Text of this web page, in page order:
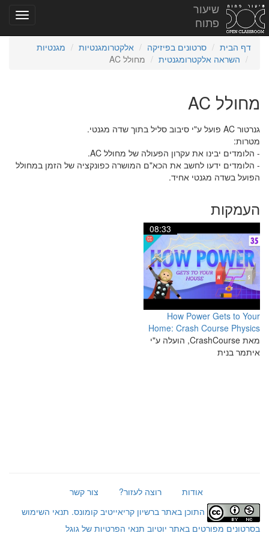
שיעור
פתוח
דף הבית סרטונים בפיזיקה אלקטרומגנטיות
מגנטיות
השראה אלקטרומגנטית
מחולל AC
מחולל AC
גנרטור AC פועל ע"י סיבוב סליל בתוך שדה מגנטי.
מטרות:
- הלומדים יבינו את עקרון הפעולה של מחולל AC.
- הלומדים ידעו לחשב את הכא"ם המושרה כפונקציה של הזמן במחולל
הפועל בשדה מגנטי אחיד.
העמקות
08:33
How Power Gets to Your
Home: Crash Course Physics
מאת CrashCourse, הועלה ע"י
איתמר בנית
אודות רוצה לעזור?
צור קשר
התוכן באתר ברשיון קריאייטיב קומונס. תנאי השימוש
בסרטונים מפורטים באתר יוטיוב תנאי הפרטיות של גוגל